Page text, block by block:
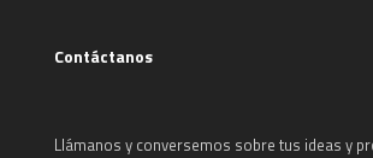
Contáctanos
Llámanos y conversemos sobre tus ideas y